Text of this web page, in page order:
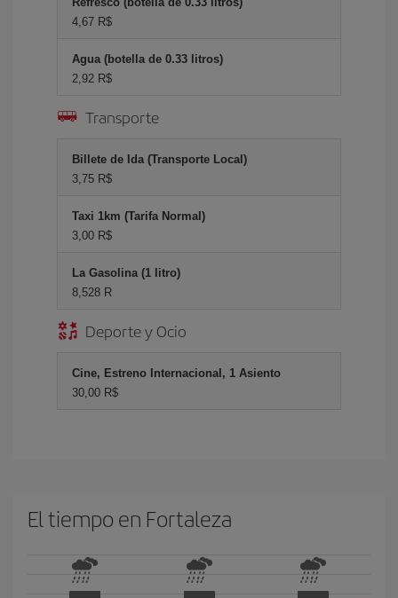
4,67 R$
Agua (botella de 0.33 litros)
2,92 R$
Transporte
Billete de Ida (Transporte Local)
3,75 R$
Taxi 1km (Tarifa Normal)
3,00 R$
La Gasolina (1 litro)
8,528 R
Deporte y Ocio
Cine, Estreno Internacional, 1 Asiento
30,00 R$
El tiempo en Fortaleza